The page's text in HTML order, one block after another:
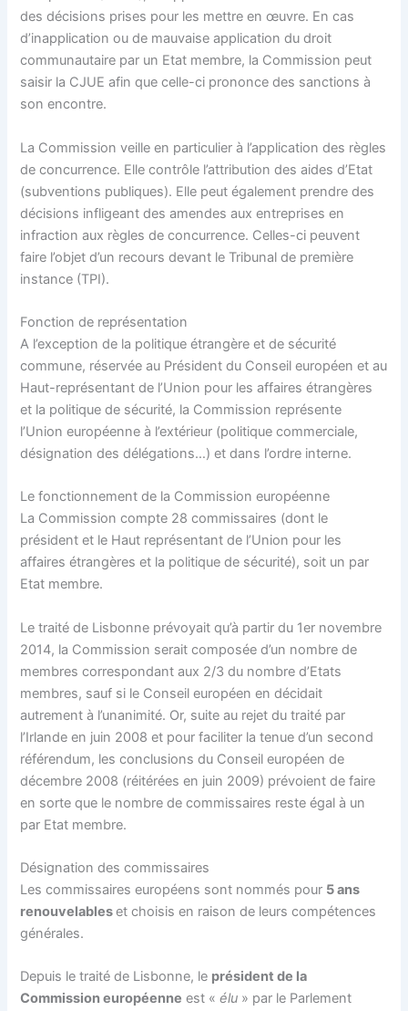
des décisions prises pour les mettre en œuvre. En cas
d’inapplication ou de mauvaise application du droit
communautaire par un Etat membre, la Commission peut
saisir la CJUE afin que celle-ci prononce des sanctions à
son encontre.
La Commission veille en particulier à l’application des règles
de concurrence. Elle contrôle l’attribution des aides d’Etat
(subventions publiques). Elle peut également prendre des
décisions infligeant des amendes aux entreprises en
infraction aux règles de concurrence. Celles-ci peuvent
faire l’objet d’un recours devant le Tribunal de première
instance (TPI).
Fonction de représentation
A l’exception de la politique étrangère et de sécurité
commune, réservée au Président du Conseil européen et au
Haut-représentant de l’Union pour les affaires étrangères
et la politique de sécurité, la Commission représente
l’Union européenne à l’extérieur (politique commerciale,
désignation des délégations…) et dans l’ordre interne.
Le fonctionnement de la Commission européenne
La Commission compte 28 commissaires (dont le
président et le Haut représentant de l’Union pour les
affaires étrangères et la politique de sécurité), soit un par
Etat membre.
Le traité de Lisbonne prévoyait qu’à partir du 1er novembre
2014, la Commission serait composée d’un nombre de
membres correspondant aux 2/3 du nombre d’Etats
membres, sauf si le Conseil européen en décidait
autrement à l’unanimité. Or, suite au rejet du traité par
l’Irlande en juin 2008 et pour faciliter la tenue d’un second
référendum, les conclusions du Conseil européen de
décembre 2008 (réitérées en juin 2009) prévoient de faire
en sorte que le nombre de commissaires reste égal à un
par Etat membre.
Désignation des commissaires
Les commissaires européens sont nommés pour 5 ans
renouvelableset choisis en raison de leurs compétences
générales.
Depuis le traité de Lisbonne, le président de la
Commission européenne est «élu » par le Parlement